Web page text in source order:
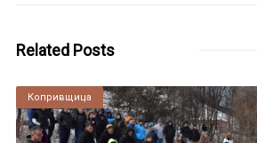
Related Posts
Копривщица